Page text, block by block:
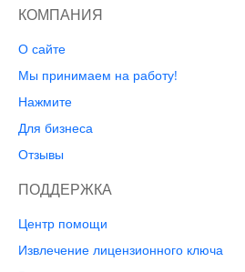
КОМПАНИЯ
О сайте
Мы принимаем на работу!
Нажмите
Для бизнеса
Отзывы
ПОДДЕРЖКА
Центр помощи
Извлечение лицензионного ключа